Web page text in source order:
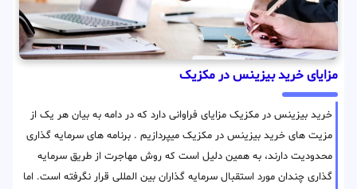
مزایای خرید بیزینس در مکزیک
خرید بیزینس در مکزیک مزایای فراوانی دارد که در دامه به بیان هر یک از
مزیت های خرید بیزینس در مکزیک میپردازیم . برنامه های سرمایه گذاری
محدودیت دارند، به همین دلیل است که روش مهاجرت از طریق سرمایه
گذاری چندان مورد استقبال سرمایه گذاران بین المللی قرار نگرفته است. اما